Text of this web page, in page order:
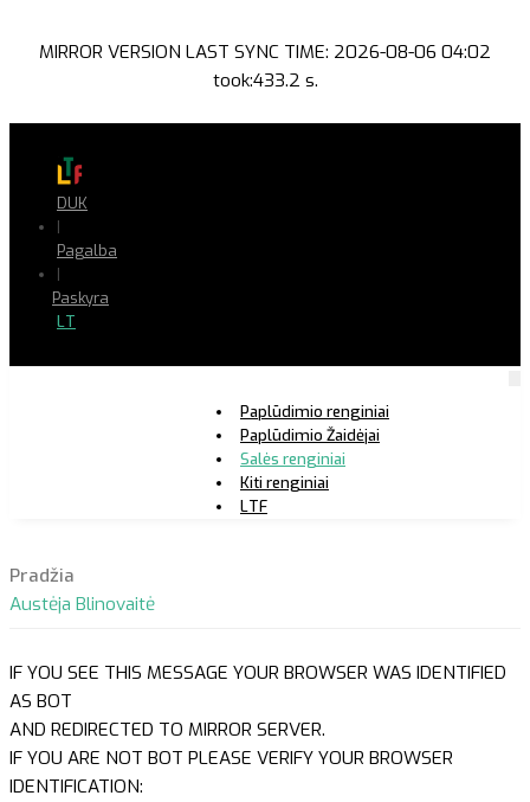
MIRROR VERSION LAST SYNC TIME: 2026-08-06 04:02
took:433.2 s.
DUK
|
Pagalba
|
Paskyra
LT
Paplūdimio renginiai
Paplūdimio Žaidėjai
Salės renginiai
Kiti renginiai
LTF
Pradžia
Austėja Blinovaitė
IF YOU SEE THIS MESSAGE YOUR BROWSER WAS IDENTIFIED
AS BOT
AND REDIRECTED TO MIRROR SERVER.
IF YOU ARE NOT BOT PLEASE VERIFY YOUR BROWSER
IDENTIFICATION: